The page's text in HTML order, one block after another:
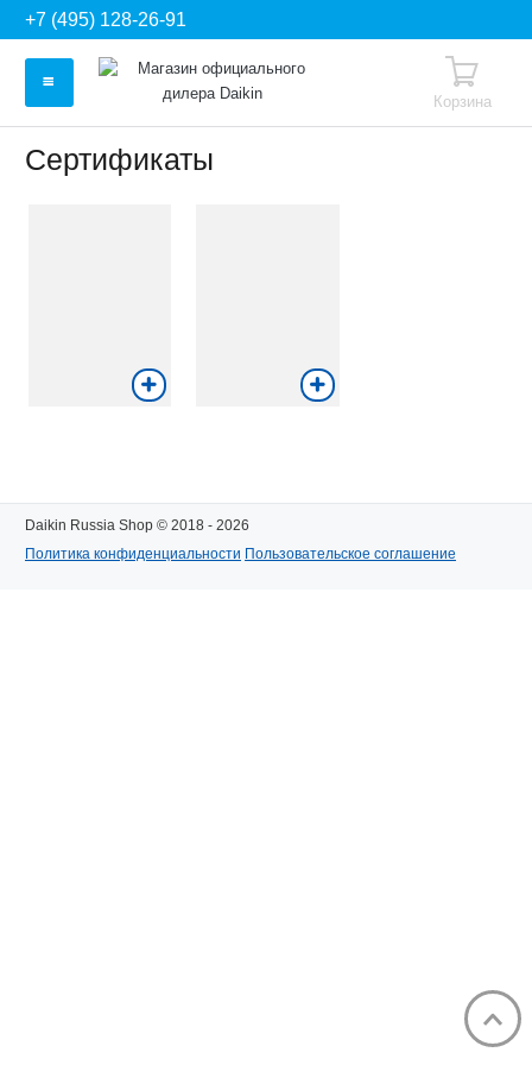
+7 (495) 128-26-91
Корзина
Сертификаты
Daikin Russia Shop © 2018 - 2026
Политика конфиденциальности Пользовательское соглашение